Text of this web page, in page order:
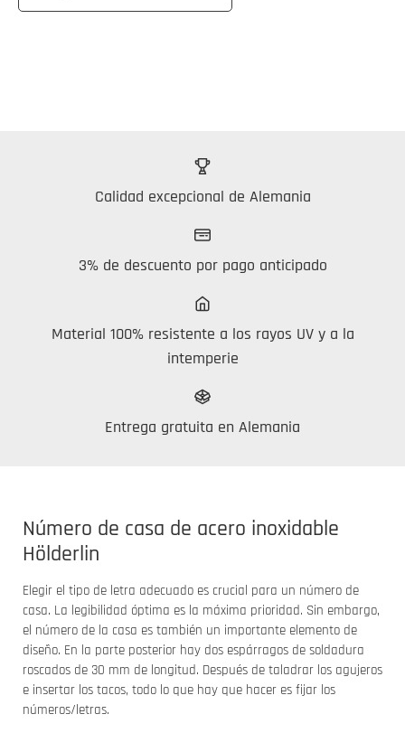
Calidad excepcional de Alemania
3% de descuento por pago anticipado
Material 100% resistente a los rayos UV y a la
intemperie
Entrega gratuita en Alemania
Número de casa de acero inoxidable
Hölderlin
Elegir el tipo de letra adecuado es crucial para un número de
casa. La legibilidad óptima es la máxima prioridad. Sin embargo,
el número de la casa es también un importante elemento de
diseño. En la parte posterior hay dos espárragos de soldadura
roscados de 30 mm de longitud. Después de taladrar los agujeros
e insertar los tacos, todo lo que hay que hacer es fijar los
números/letras.